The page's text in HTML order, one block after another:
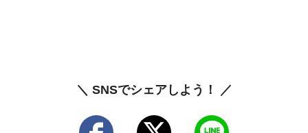
＼ SNSでシェアしよう！ ／